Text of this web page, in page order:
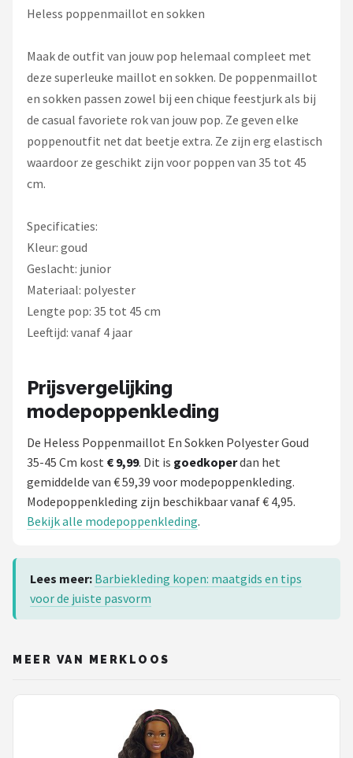
Heless poppenmaillot en sokken
Maak de outfit van jouw pop helemaal compleet met
deze superleuke maillot en sokken. De poppenmaillot
en sokken passen zowel bij een chique feestjurk als bij
de casual favoriete rok van jouw pop. Ze geven elke
poppenoutfit net dat beetje extra. Ze zijn erg elastisch
waardoor ze geschikt zijn voor poppen van 35 tot 45
cm.
Specificaties:
Kleur: goud
Geslacht: junior
Materiaal: polyester
Lengte pop: 35 tot 45 cm
Leeftijd: vanaf 4 jaar
Prijsvergelijking
modepoppenkleding
De Heless Poppenmaillot En Sokken Polyester Goud
35-45 Cm kost € 9,99. Dit is goedkoperdan het
gemiddelde van € 59,39 voor modepoppenkleding.
Modepoppenkleding zijn beschikbaar vanaf € 4,95.
Bekijk alle modepoppenkleding.
Lees meer: Barbiekleding kopen: maatgids en tips
voor de juiste pasvorm
MEER VAN MERKLOOS